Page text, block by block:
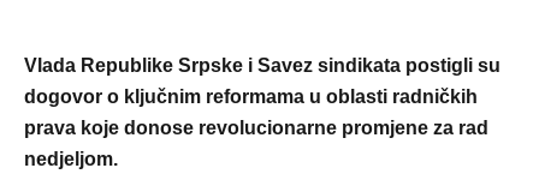
Vlada Republike Srpske i Savez sindikata postigli su
dogovor o ključnim reformama u oblasti radničkih
prava koje donose revolucionarne promjene za rad
nedjeljom.